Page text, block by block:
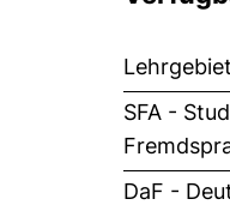
SFA -
DaF -